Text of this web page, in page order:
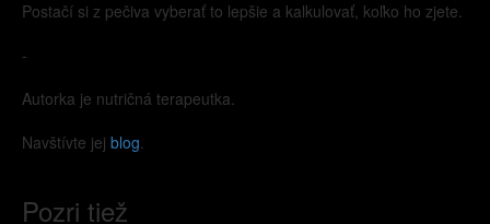
Postačí si z pečiva vyberať to lepšie a kalkulovať, koľko ho zjete.
-
Autorka je nutričná terapeutka.
Navštívte jej blog.
Pozri tiež